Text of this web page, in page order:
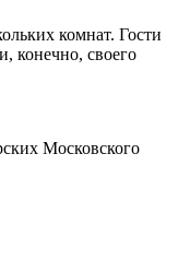
комнат. Гости
конечно, своего
Московского